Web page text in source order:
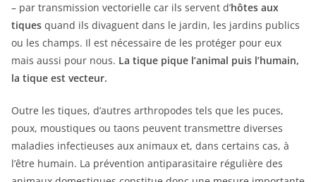
– par transmission vectorielle car ils servent d’hôtes aux
tiques quand ils divaguent dans le jardin, les jardins publics
ou les champs. Il est nécessaire de les protéger pour eux
mais aussi pour nous. La tique pique l’animal puis l’humain,
la tique est vecteur.
Outre les tiques, d’autres arthropodes tels que les puces,
poux, moustiques ou taons peuvent transmettre diverses
maladies infectieuses aux animaux et, dans certains cas, à
l’être humain. La prévention antiparasitaire régulière des